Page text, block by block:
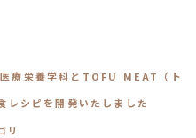
療栄養学科とTOFU MEAT（ト
レシピを開発いたしました
リ